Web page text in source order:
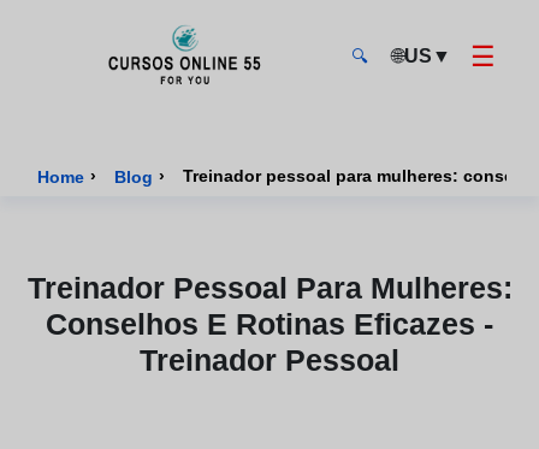
🔍 🌐US ▼ ☰
Home › Blog › Treinador pessoal para mulheres:
Treinador Pessoal Para Mulheres:
Conselhos E Rotinas Eficazes -
Treinador Pessoal